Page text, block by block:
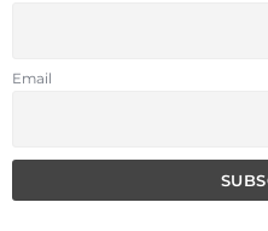
Email